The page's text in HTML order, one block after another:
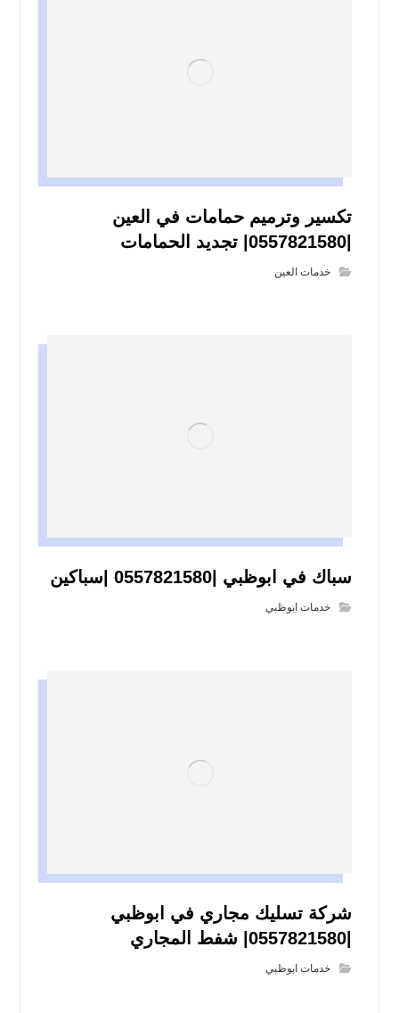
تكسير وترميم حمامات في العين
|0557821580| تجديد الحمامات
خدمات العين
سباك في ابوظبي |0557821580 |سباكين
خدمات ابوظبي
شركة تسليك مجاري في ابوظبي
|0557821580| شفط المجاري
خدمات ابوظبي